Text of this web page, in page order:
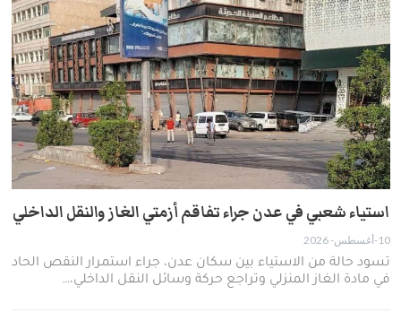
استياء شعبي في عدن جراء تفاقم أزمتي الغاز والنقل الداخلي
10-أغسطس- 2026
تسود حالة من الاستياء بين سكان عدن، جراء استمرار النقص الحاد
في مادة الغاز المنزلي وتراجع حركة وسائل النقل الداخلي،…